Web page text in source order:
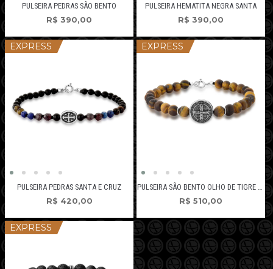
PULSEIRA PEDRAS SÃO BENTO
R$ 390,00
PULSEIRA HEMATITA NEGRA SANTA
R$ 390,00
EXPRESS
PULSEIRA PEDRAS SANTA E CRUZ
R$ 420,00
EXPRESS
R$ 510,00
EXPRESS